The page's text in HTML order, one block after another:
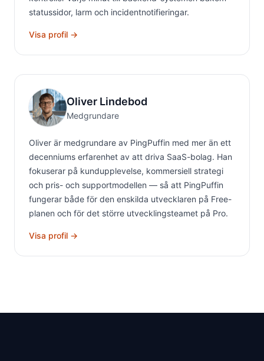
statussidor, larm och incidentnotifieringar.
Visa profil →
Oliver Lindebod
Medgrundare
Oliver är medgrundare av PingPuffin med mer än ett
decenniums erfarenhet av att driva SaaS-bolag. Han
fokuserar på kundupplevelse, kommersiell strategi
och pris- och supportmodellen — så att PingPuffin
fungerar både för den enskilda utvecklaren på Free-
planen och för det större utvecklingsteamet på Pro.
Visa profil →